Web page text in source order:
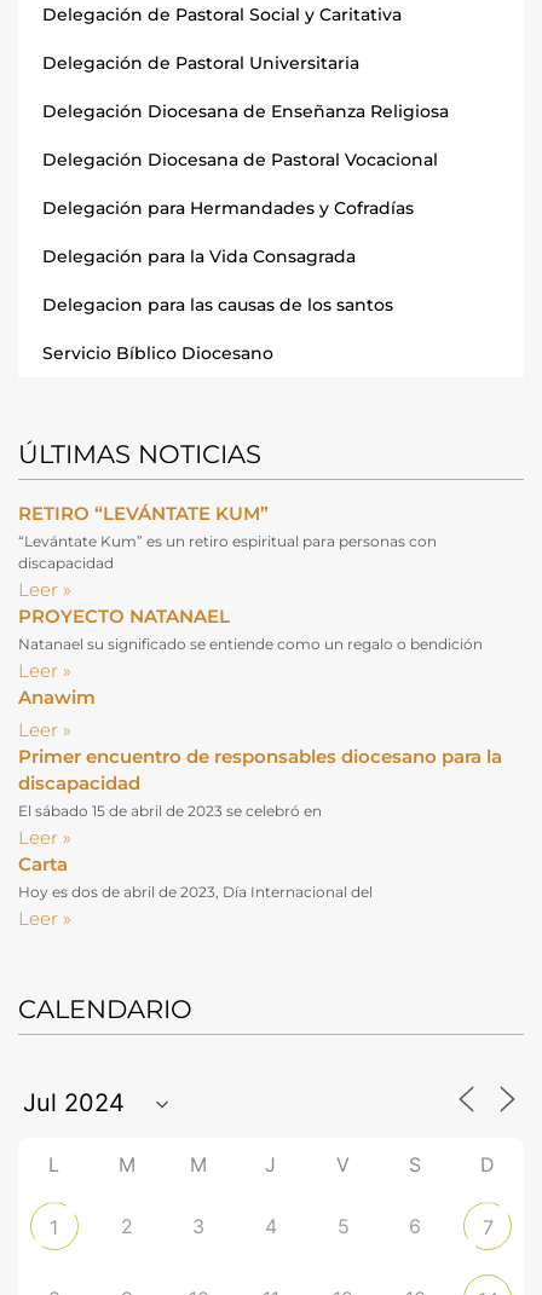
Delegación de Pastoral Social y Caritativa
Delegación de Pastoral Universitaria
Delegación Diocesana de Enseñanza Religiosa
Delegación Diocesana de Pastoral Vocacional
Delegación para Hermandades y Cofradías
Delegación para la Vida Consagrada
Delegacion para las causas de los santos
Servicio Bíblico Diocesano
ÚLTIMAS NOTICIAS
RETIRO “LEVÁNTATE KUM”
“Levántate Kum” es un retiro espiritual para personas con
discapacidad
Leer »
PROYECTO NATANAEL
Natanael su significado se entiende como un regalo o bendición
Leer »
Anawim
Leer »
Primer encuentro de responsables diocesano para la
discapacidad
El sábado 15 de abril de 2023 se celebró en
Leer »
Carta
Hoy es dos de abril de 2023, Día Internacional del
Leer »
CALENDARIO
L M M J V S D
1 2 3 4 5 6 7